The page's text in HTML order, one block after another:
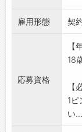
夜
・
伴
*
お
業
雇用形態 契
応募資格
【
18
【
1
い...